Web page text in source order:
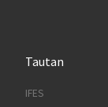
Tautan
IFES